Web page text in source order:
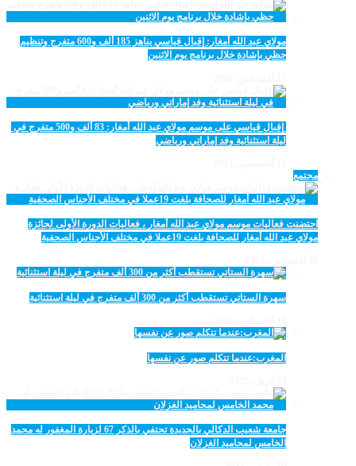
مولاي عبد الله أمغار: إقبال قياسي يناهز 185 ألف و600 متفرج وتنظيم
حظي بإشادة خلال برنامج يوم الاثنين
ليلة استثنائية وفد إماراتي ورياضي
مجتمع
احتضنت فعاليات موسم مولاي عبد الله أمغار ، فعاليات الدورة الأولى لجائزة
مولاي عبد الله أمغار للصحافة بلغت 19عملا في مختلف الأجناس الصحفية
سهرة الستاتي تستقطب أكثر من 300 ألف متفرج في ليلة استثنائية
المغرب:عندما تتكلم صور عن نفسها
جامعة شعيب الدكالي بالجديدة تحتفي بالذكر 67 لزيارة المغفور له محمد
الخامس لمحاميد الغزلان